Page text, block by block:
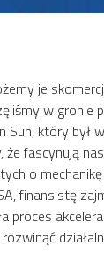
je
w
który był
fascynują
o
finansistę